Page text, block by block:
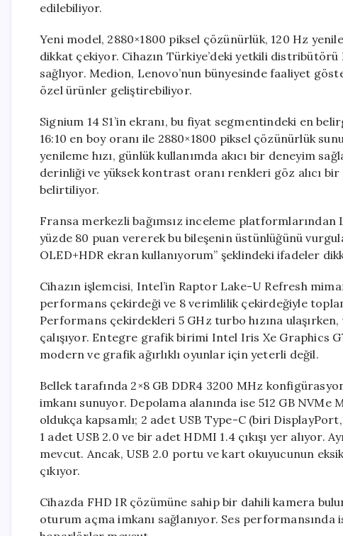
edilebiliyor.
Yeni model, 2880×1800 piksel çözünürlük, 120 Hz
dikkat çekiyor. Cihazın Türkiye’deki yetkili
sağlıyor. Medion, Lenovo’nun bünyesinde faaliyet
özel ürünler geliştirebiliyor.
Signium 14 S1’in ekranı, bu fiyat segmentindeki en
16:10 en boy oranı ile 2880×1800 piksel çözünürlük
yenileme hızı, günlük kullanımda akıcı bir deneyim
derinliği ve yüksek kontrast oranı renkleri göz alıcı
belirtiliyor.
Fransa merkezli bağımsız inceleme
yüzde 80 puan vererek bu bileşenin üstünlüğünü
OLED+HDR ekran kullanıyorum” şeklindeki ifadeler
Cihazın işlemcisi, Intel’in Raptor Lake-U Refresh
performans çekirdeği ve 8 verimlilik çekirdeğiyle
Performans çekirdekleri 5 GHz turbo hızına
çalışıyor. Entegre grafik birimi Intel Iris Xe Graphics
modern ve grafik ağırlıklı oyunlar için yeterli değil.
Bellek tarafında 2×8 GB DDR4 3200 MHz
imkanı sunuyor. Depolama alanında ise 512 GB NVMe
oldukça kapsamlı; 2 adet USB Type-C (biri
1 adet USB 2.0 ve bir adet HDMI 1.4 çıkışı yer alıyor.
mevcut. Ancak, USB 2.0 portu ve kart okuyucunun
çıkıyor.
Cihazda FHD IR çözümüne sahip bir dahili kamera
oturum açma imkanı sağlanıyor. Ses